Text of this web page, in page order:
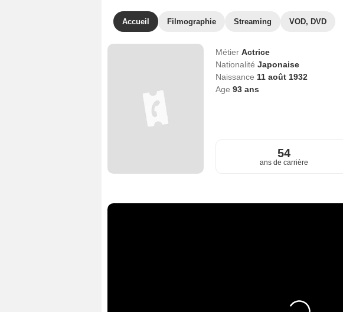
Accueil Filmographie Streaming VOD, DVD
Métier Actrice
Nationalité Japonaise
Naissance 11 août 1932
Age 93ans
54
ans de carrière